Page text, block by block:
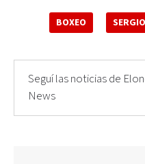
BOXEO
Seguí las noticias de
News